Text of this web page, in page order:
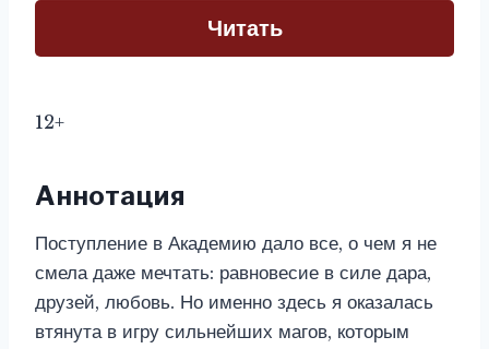
Читать
12+
Аннотация
Поступление в Академию дало все, о чем я не
смела даже мечтать: равновесие в силе дара,
друзей, любовь. Но именно здесь я оказалась
втянута в игру сильнейших магов, которым